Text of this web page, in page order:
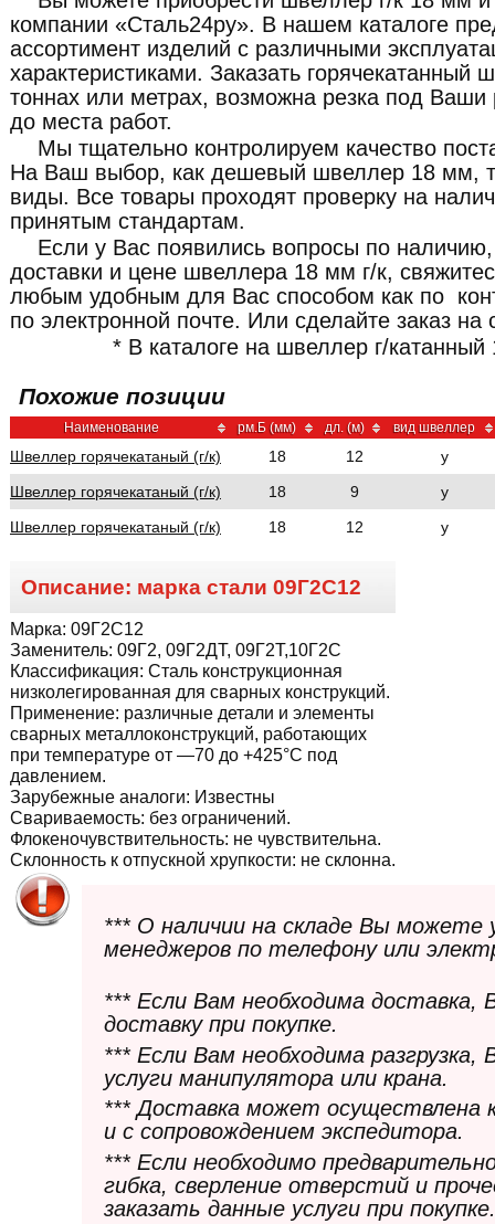
компании «Сталь24ру». В нашем каталоге
ассортимент изделий с различными
характеристиками. Заказать
тоннах или метрах, возможна резка под Ваши
до места работ.
Мы тщательно контролируем качество
На Ваш выбор, как дешевый швеллер 18 мм,
виды. Все товары проходят проверку на
принятым стандартам.
Если у Вас появились вопросы по
доставки и цене швеллера 18 мм г/к,
любым удобным для Вас способом как по
по электронной почте. Или сделайте заказ на
* В каталоге на швеллер г/
Похожие позиции
Наименование рм.Б (мм) дл. (м) вид швеллер
Швеллер горячекатаный (г/к) 18 12
у
Швеллер горячекатаный (г/к)
18 9
у
Швеллер горячекатаный (г/к)
18 12 у
Описание: марка стали 09Г2С12
Марка: 09Г2С12
Заменитель: 09Г2, 09Г2ДТ, 09Г2Т,10Г2С
Классификация: Сталь конструкционная
низколегированная для сварных конструкций.
Применение: различные детали и элементы
сварных металлоконструкций, работающих
при температуре от —70 до +425°С под
давлением.
Зарубежные аналоги: Известны
Свариваемость: без ограничений.
Флокеночувствительность: не чувствительна.
Склонность к отпускной хрупкости: не склонна.
*** О наличии на складе Вы можете
менеджеров по телефону или
*** Если Вам необходима
доставку при покупке.
*** Если Вам необходима
услуги манипулятора или крана.
*** Доставка может осуществлена
и с сопровождением экспедитора.
*** Если необходимо
гибка, сверление отверстий и
заказать данные услуги при покупке.